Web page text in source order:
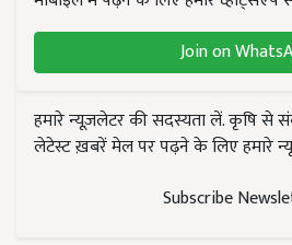
Join on
हमारे न्यूज़लेटर की सदस्यता लें. कृषि से
लेटेस्ट ख़बरें मेल पर पढ़ने के लिए हमारे
Subscribe